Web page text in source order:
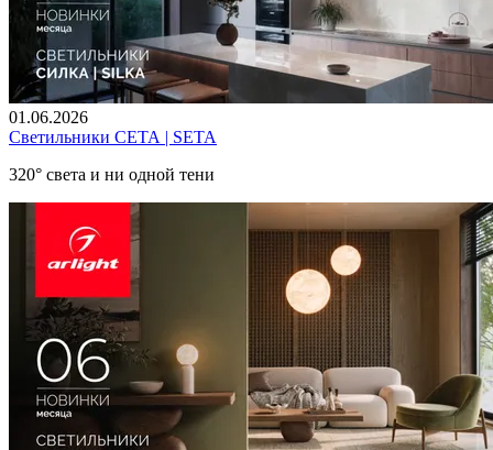
01.06.2026
Светильники СЕТА | SETA
320° света и ни одной тени